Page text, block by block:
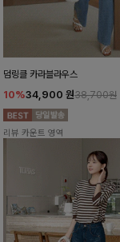
덤링클 카라블라우스
10%34,900 원38,700원
리뷰 카운트 영역